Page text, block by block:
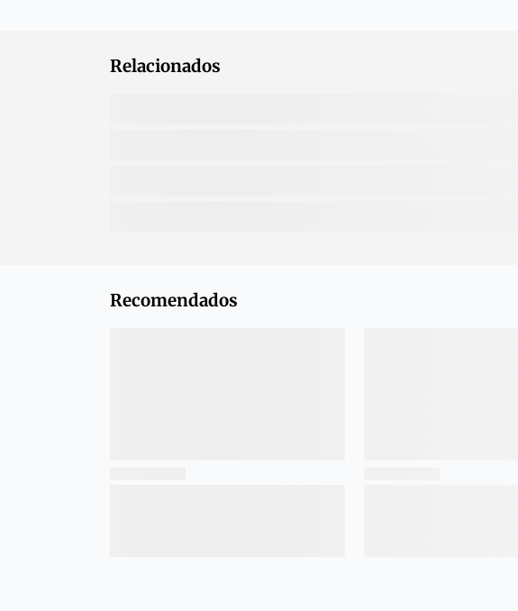
Relacionados
Recomendados